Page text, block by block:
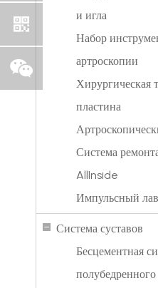
и игла
Набор
артроскопии
Хирургическая
пластина
Система
AllInside
Импульсный
Система суставов
Бесцементная
полубедренного